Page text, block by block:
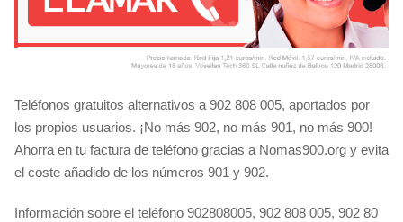
Teléfonos gratuitos alternativos a 902 808 005, aportados por
los propios usuarios. ¡No más 902, no más 901, no más 900!
Ahorra en tu factura de teléfono gracias a Nomas900.org y evita
el coste añadido de los números 901 y 902.
Información sobre el teléfono 902808005, 902 808 005, 902 80